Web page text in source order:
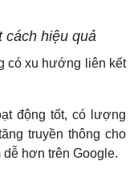
cách hiệu quả
có xu hướng liên kết
động tốt, có lượng
truyền thông cho
hơn trên Google.